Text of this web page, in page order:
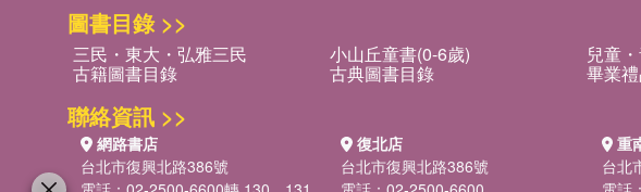
圖書目錄 >>
三民・東大・弘雅三民 小山丘童書(0-6歲) 兒童
古籍圖書目錄 古典圖書目錄 畢業
聯絡資訊 >>
網路書店
台北市復興北路386號
復北店
台北市復興北路386號
重
台北